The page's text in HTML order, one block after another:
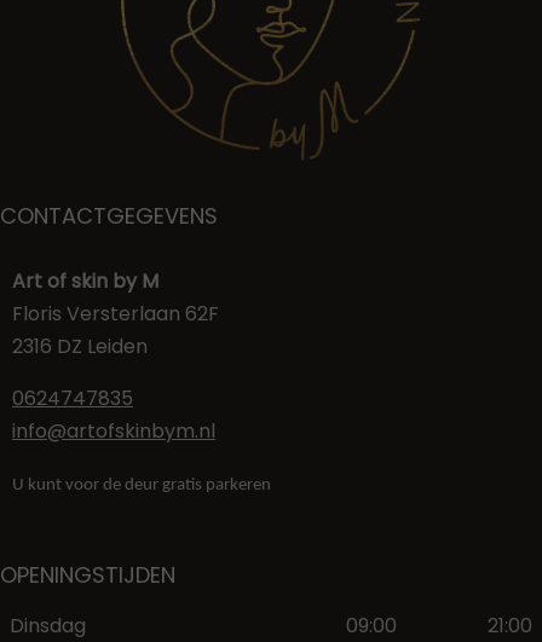
CONTACTGEGEVENS
Art of skin by M
Floris Versterlaan 62F
2316 DZ Leiden
0624747835
info@artofskinbym.nl
U kunt voor de deur gratis parkeren
OPENINGSTIJDEN
Dinsdag 09:00
21:00